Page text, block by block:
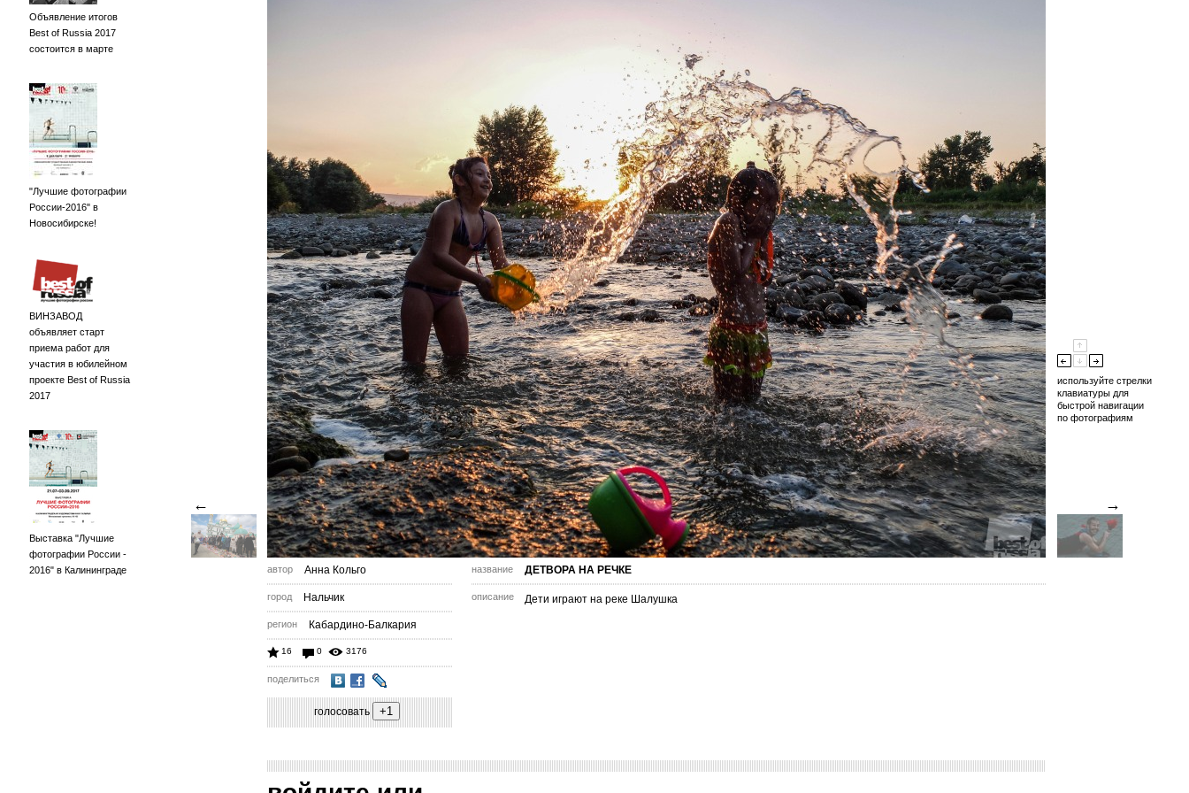
Объявление итогов
Best of Russia 2017
состоится в марте
"Лучшие фотографии
России-2016" в
Новосибирске!
ВИНЗАВОД
объявляет старт
приема работ для
участия в юбилейном
проекте Best of Russia
2017
Выставка "Лучшие
фотографии России -
2016" в Калининграде
← →
используйте стрелки
клавиатуры для
быстрой навигации
по фотографиям
автор Анна Кольго
город Нальчик
регион Кабардино-Балкария
16 0 3176
поделиться
голосовать
название ДЕТВОРА НА РЕЧКЕ
описание Дети играют на реке Шалушка